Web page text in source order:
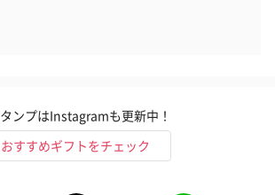
タンプはInstagramも更新中！
おすすめギフトをチェック